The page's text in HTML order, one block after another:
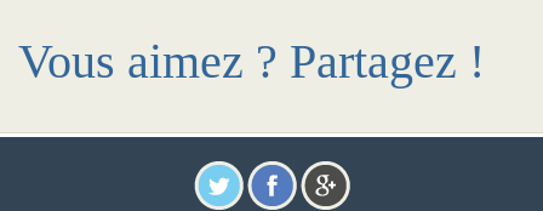
Vous aimez ? Partagez !